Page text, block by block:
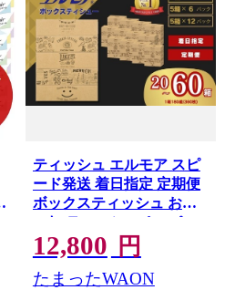
ティッシュ エルモア スピ
ード発送 着日指定 定期便
ボックスティッシュ おし
ゃれ ティッシュペーパー
tissue てぃっしゅ ボックス
ティッシュ ティッシュ テ
ィッシュペーパー ティシ
12,800 円
たまったWAON